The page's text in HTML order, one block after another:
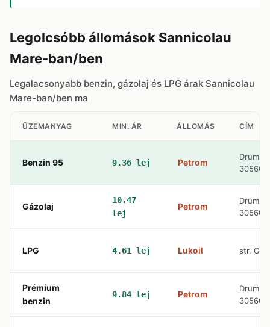
Legolcsóbb állomások Sannicolau
Mare-ban/ben
Legalacsonyabb benzin, gázolaj és LPG árak Sannicolau
Mare-ban/ben ma
ÜZEMANYAG MIN. ÁR ÁLLOMÁS CÍM
Benzin 95 9.36 lej Petrom
Drumul
305600
Gázolaj
10.47
lej
Petrom
Drumul
305600
LPG 4.61 lej Lukoil str.
Prémium
benzin
9.84 lej Petrom
Drumul
305600